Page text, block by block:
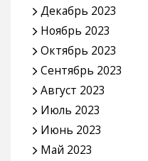
Декабрь 2023
Ноябрь 2023
Октябрь 2023
Сентябрь 2023
Август 2023
Июль 2023
Июнь 2023
Май 2023